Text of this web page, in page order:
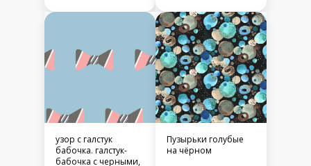
узор с галстук
бабочка. галстук-
бабочка с черными,
Пузырьки голубые
на чёрном